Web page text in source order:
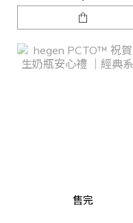
售完